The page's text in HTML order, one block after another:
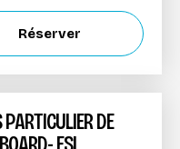
Réserver
PARTICULIER DE